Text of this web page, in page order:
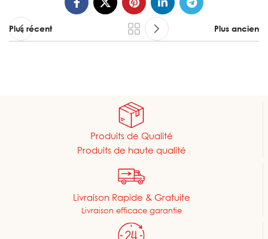
Plus récent Plus ancien
Produits de Qualité
Produits de haute qualité
Livraison Rapide & Gratuite
Livraison efficace garantie